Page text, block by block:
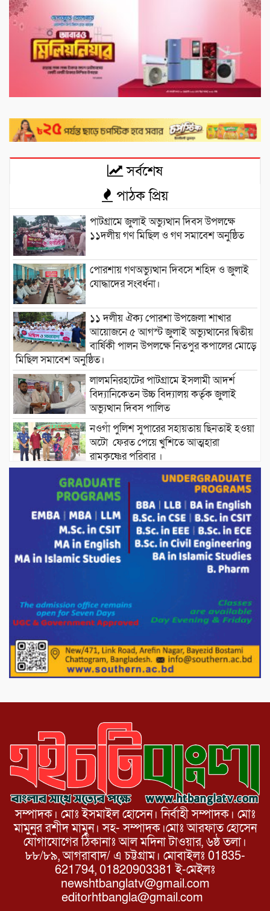
সর্বশেষ
পাঠক প্রিয়
পাটগ্রামে জুলাই অভ্যুত্থান দিবস উপলক্ষে
১১দলীয় গণ মিছিল ও গণ সমাবেশ অনুষ্ঠিত
পোরশায় গণঅভ্যুত্থান দিবসে শহিদ ও জুলাই
যোদ্ধাদের সংবর্ধনা।
১১ দলীয় ঐক্য পোরশা উপজেলা শাখার
আয়োজনে ৫ আগস্ট জুলাই অভ্যুত্থানের দ্বিতীয়
বার্ষিকী পালন উপলক্ষে নিতপুর কপালের মোড়ে
মিছিল সমাবেশ অনুষ্ঠিত।
লালমনিরহাটের পাটগ্রামে ইসলামী আদর্শ
বিদ্যানিকেতন উচ্চ বিদ্যালয় কর্তৃক জুলাই
অভ্যুত্থান দিবস পালিত
নওগাঁ পুলিশ সুপারের সহায়তায় ছিনতাই হওয়া
অটো ফেরত পেয়ে খুশিতে আত্মহারা
রামকৃষ্ণের পরিবার ।
বিদ্যুৎ ও জ্বালানির অতিরিক্ত বিল আসলে যা
করতে বললেন প্রধানমন্ত্রীর তথ্য উপদেষ্টা।
চট্টগ্রামের বন্যাকবলিত স্থানে সফরে যাচ্ছেন
প্রধানমন্ত্রী ।
শতাধিক মানুষের মাঝে গোল্ডেন ডায়াগনস্টিক
পাটগ্রামে শালিসী বৈঠককে কেন্দ্র করে বিএনপি
আত্মহত্যার অভিযোগ
নওগাঁর পোরশায় মাননীয় প্রধানমন্ত্রীর দেওয়া
সম্পাদক। মোঃ ইসমাইল হোসেন। নির্বাহী সম্পাদক। মোঃ
মামুনুর রশীদ মামুন। সহ- সম্পাদক।মোঃ আরফাত হোসেন
যোগাযোগের ঠিকানাঃ আল মদিনা টাওয়ার, ৬ষ্ঠ তলা।
৮৮/৮৯, আগরাবাদ/ এ চট্টগ্রাম। মোবাইলঃ 01835-
621794, 01820903381 ই-মেইলঃ
newshtbanglatv@gmail.com
editorhtbangla@gmail.com